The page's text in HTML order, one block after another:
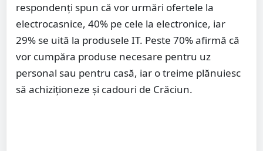
respondenţi spun că vor urmări ofertele la
electrocasnice, 40% pe cele la electronice, iar
29% se uită la produsele IT. Peste 70% afirmă că
vor cumpăra produse necesare pentru uz
personal sau pentru casă, iar o treime plănuiesc
să achiziţioneze şi cadouri de Crăciun.